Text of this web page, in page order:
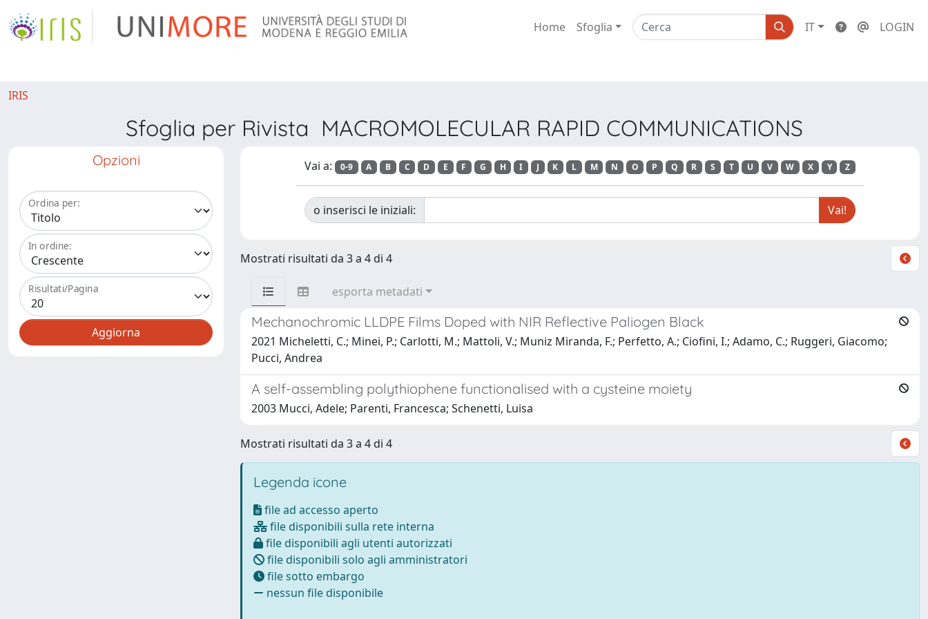
Home Sfoglia IT LOGIN
IRIS
Sfoglia per Rivista MACROMOLECULAR RAPID COMMUNICATIONS
Opzioni
Ordina per:
In ordine:
Risultati/Pagina
Vai a: 0-9 A B C D E F G H I J K L M N O P Q R S T U V W X Y Z
o inserisci le iniziali:
Mostrati risultati da 3 a 4 di 4
esporta metadati
Mechanochromic LLDPE Films Doped with NIR Reflective Paliogen Black
2021 Micheletti, C.; Minei, P.; Carlotti, M.; Mattoli, V.; Muniz Miranda, F.; Perfetto, A.; Ciofini, I.; Adamo, C.; Ruggeri, Giacomo;
Pucci, Andrea
A self-assembling polythiophene functionalised with a cysteine moiety
2003 Mucci, Adele; Parenti, Francesca; Schenetti, Luisa
Mostrati risultati da 3 a 4 di 4
Legenda icone
file ad accesso aperto
file disponibili sulla rete interna
file disponibili agli utenti autorizzati
file disponibili solo agli amministratori
file sotto embargo
nessun file disponibile